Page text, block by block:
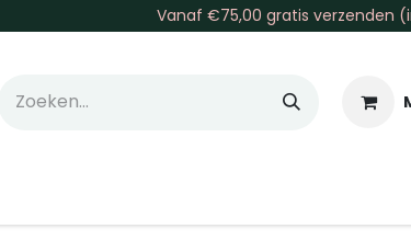
Vanaf €75,00 gratis verzenden